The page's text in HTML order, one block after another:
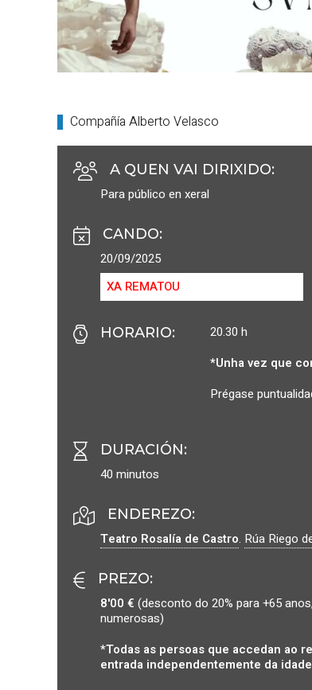
Compañía Alberto Velasco
A QUEN VAI DIRIXIDO:
Para público en xeral
CANDO:
20/09/2025
XA REMATOU
HORARIO:
20.30 h
*Unha vez que
Prégase
DURACIÓN:
40 minutos
ENDEREZO:
Teatro Rosalía de Castro. Rúa Riego
PREZO:
8'00 € (desconto do 20% para +65
numerosas)
*Todas as persoas que accedan ao
entrada independentemente da